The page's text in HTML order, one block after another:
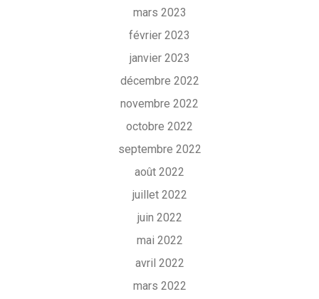
mars 2023
février 2023
janvier 2023
décembre 2022
novembre 2022
octobre 2022
septembre 2022
août 2022
juillet 2022
juin 2022
mai 2022
avril 2022
mars 2022